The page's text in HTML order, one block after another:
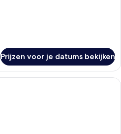
Prijzen voor je datums bekijken
Een bureau, een strijkplank/